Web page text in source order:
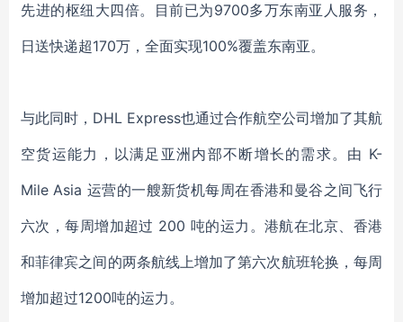
先进的枢纽大四倍。目前已为9700多万东南亚人服务，
日送快递超170万，全面实现100%覆盖东南亚。
与此同时，DHL Express也通过合作航空公司增加了其航
空货运能力，以满足亚洲内部不断增长的需求。由 K-
Mile Asia 运营的一艘新货机每周在香港和曼谷之间飞行
六次，每周增加超过 200 吨的运力。港航在北京、香港
和菲律宾之间的两条航线上增加了第六次航班轮换，每周
增加超过1200吨的运力。